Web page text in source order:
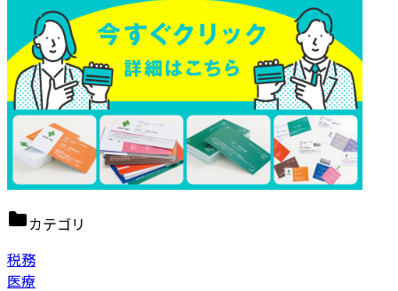
カテゴリ
税務
医療